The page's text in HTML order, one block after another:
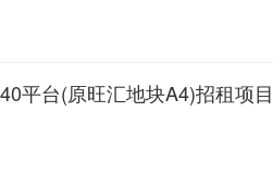
平台(原旺汇地块A4)招租项